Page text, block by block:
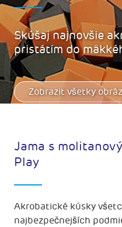
Skúšaj najnovšie
pristátím do
Zobrazit všetky
Jama s
Play
Akrobatické kúsky
najbezpečnejších